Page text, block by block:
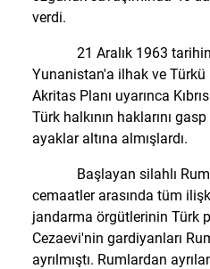
verdi.
21 Aralık 1963
Yunanistan'a ilhak ve
Akritas Planı uyarınca
Türk halkının haklarını
ayaklar altına almışlardı.
Başlayan silahlı
cemaatler arasında tüm
jandarma örgütlerinin Türk
Cezaevi'nin gardiyanları
ayrılmıştı. Rumlardan